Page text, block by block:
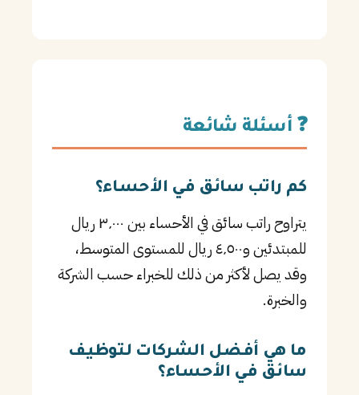
❓ أسئلة شائعة
كم راتب سائق في الأحساء؟
يتراوح راتب سائق في الأحساء بين ٣٬٠٠٠ ريال
للمبتدئين و٤٬٥٠٠ ريال للمستوى المتوسط،
وقد يصل لأكثر من ذلك للخبراء حسب الشركة
والخبرة.
ما هي أفضل الشركات لتوظيف
سائق في الأحساء؟